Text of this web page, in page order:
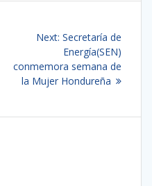
Next: Next
post:
Secretaría de
Energía(SEN)
conmemora semana de
la Mujer Hondureña